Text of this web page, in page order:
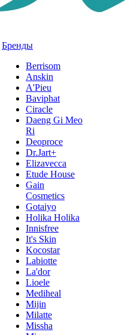
Бренды
Berrisom
Anskin
A'Pieu
Baviphat
Ciracle
Daeng Gi Meo
Ri
Deoproce
Dr.Jart+
Elizavecca
Etude House
Gain
Cosmetics
Gotaiyo
Holika Holika
Innisfree
It's Skin
Kocostar
Labiotte
La'dor
Lioele
Mediheal
Mijin
Milatte
Missha